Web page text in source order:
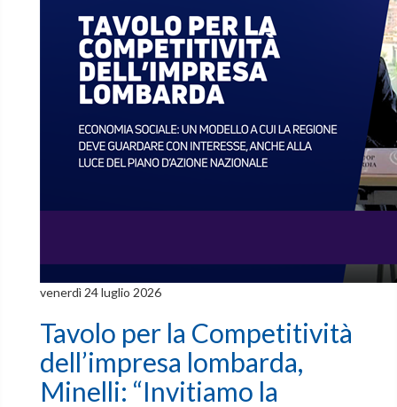
venerdì 24 luglio 2026
Tavolo per la Competitività
dell’impresa lombarda,
Minelli: “Invitiamo la